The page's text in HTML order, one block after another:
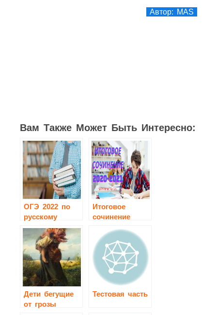
Автор: MAS
Вам Также Может Быть Интересно:
ОГЭ 2022 по
русскому
языку
Итоговое
сочинение
Дети бегущие
от грозы
Тестовая часть